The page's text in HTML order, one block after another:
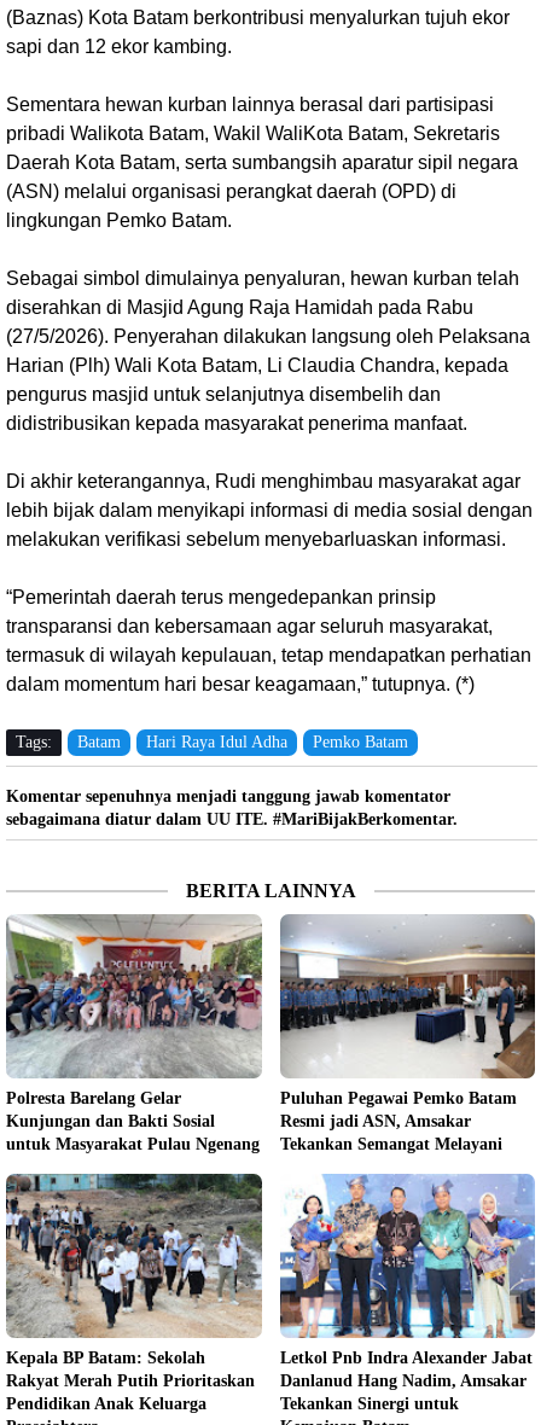
(Baznas) Kota Batam berkontribusi menyalurkan tujuh ekor
sapi dan 12 ekor kambing.
Sementara hewan kurban lainnya berasal dari partisipasi
pribadi Walikota Batam, Wakil WaliKota Batam, Sekretaris
Daerah Kota Batam, serta sumbangsih aparatur sipil negara
(ASN) melalui organisasi perangkat daerah (OPD) di
lingkungan Pemko Batam.
Sebagai simbol dimulainya penyaluran, hewan kurban telah
diserahkan di Masjid Agung Raja Hamidah pada Rabu
(27/5/2026). Penyerahan dilakukan langsung oleh Pelaksana
Harian (Plh) Wali Kota Batam, Li Claudia Chandra, kepada
pengurus masjid untuk selanjutnya disembelih dan
didistribusikan kepada masyarakat penerima manfaat.
Di akhir keterangannya, Rudi menghimbau masyarakat agar
lebih bijak dalam menyikapi informasi di media sosial dengan
melakukan verifikasi sebelum menyebarluaskan informasi.
“Pemerintah daerah terus mengedepankan prinsip
transparansi dan kebersamaan agar seluruh masyarakat,
termasuk di wilayah kepulauan, tetap mendapatkan perhatian
dalam momentum hari besar keagamaan,” tutupnya. (*)
Tags: Batam Hari Raya Idul Adha Pemko Batam
Komentar sepenuhnya menjadi tanggung jawab komentator
sebagaimana diatur dalam UU ITE. #MariBijakBerkomentar.
BERITA LAINNYA
Polresta Barelang Gelar
Kunjungan dan Bakti Sosial
untuk Masyarakat Pulau Ngenang
Puluhan Pegawai Pemko Batam
Resmi jadi ASN, Amsakar
Tekankan Semangat Melayani
Kepala BP Batam: Sekolah
Rakyat Merah Putih Prioritaskan
Pendidikan Anak Keluarga
Letkol Pnb Indra Alexander Jabat
Danlanud Hang Nadim, Amsakar
Tekankan Sinergi untuk